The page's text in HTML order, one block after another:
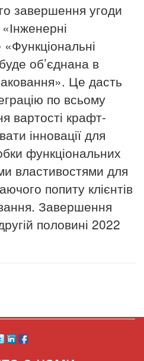
завершення угоди
об’єднана в
Це дасть
по всьому
вартості крафт-
інновації для
функціональних
властивостями для
попиту клієнтів
Завершення
половині 2022